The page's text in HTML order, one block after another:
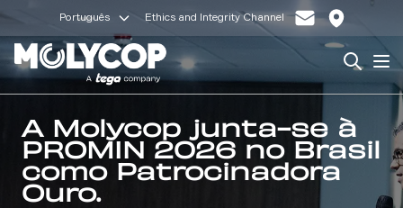
Português Ethics and Integrity Channel
Search
A Molycop junta-se à
PROMIN 2026 no Brasil
como Patrocinadora
Ouro.